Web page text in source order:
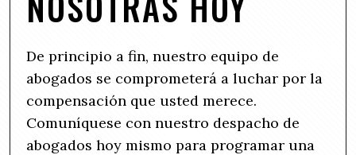
De principio a fin, nuestro equipo de
abogados se comprometerá a luchar por la
compensación que usted merece.
Comuníquese con nuestro despacho de
abogados hoy mismo para programar una